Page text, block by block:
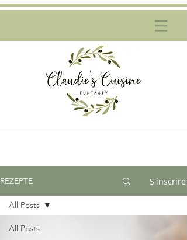
REZEPTE S'inscrire
All Posts
All Posts